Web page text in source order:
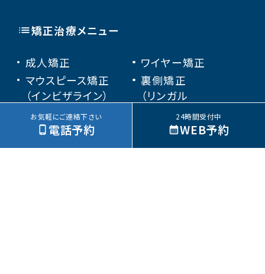
矯正治療メニュー
成人矯正
ワイヤー矯正
マウスピース矯正
（インビザライン）
裏側矯正
（リンガル
ブラケット矯正）
部分矯正
小児矯正
矯正装置の種類
矯正Q&A
お気軽にご連絡下さい
電話予約
24時間受付中
WEB予約